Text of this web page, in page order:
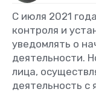
С июля 2021
контроля и
уведомлять о
деятельности.
лица,
деятельность с